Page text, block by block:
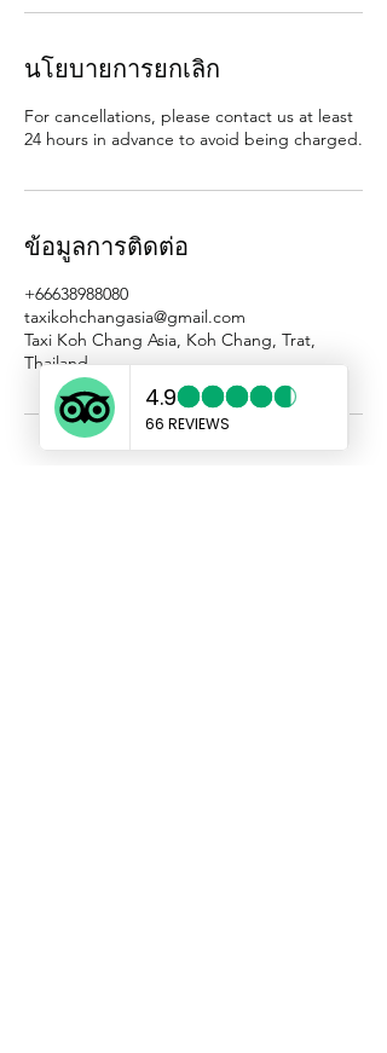
นโยบายการยกเลิก
For cancellations, please contact us at least
24 hours in advance to avoid being charged.
ข้อมูลการติดต่อ
+66638988080
taxikohchangasia@gmail.com
Taxi Koh Chang Asia, Koh Chang, Trat,
Thailand